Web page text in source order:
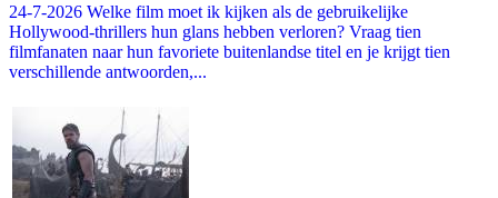
24-7-2026 Welke film moet ik kijken als de gebruikelijke
Hollywood-thrillers hun glans hebben verloren? Vraag tien
filmfanaten naar hun favoriete buitenlandse titel en je krijgt tien
verschillende antwoorden,...